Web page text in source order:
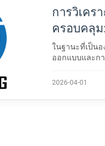
การวิเค
ครอบคลุ
และแนวท
ในฐานะที่เป็น
ออกแบบและก
อุตสาหกรรมแล
2026-04-01